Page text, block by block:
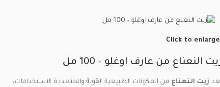
Click to enlarge
النعناع من عارف اوغلو – 100 مل
زيت النعناع من المكونات الطبيعية القوية والمتعددة الاستخدامات،